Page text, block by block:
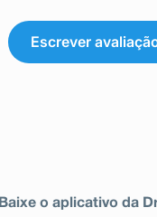
Escrever
Baixe o aplicativo da